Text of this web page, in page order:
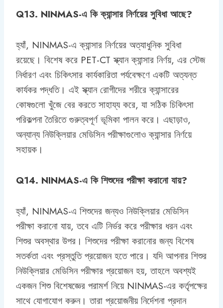
Q13. NINMAS-এ কি ক্যান্সার নির্ণয়ের সুবিধা আছে?
হ্যাঁ, NINMAS-এ ক্যান্সার নির্ণয়ের অত্যাধুনিক সুবিধা
রয়েছে। বিশেষ করে PET-CT স্ক্যান ক্যান্সার নির্ণয়, এর স্টেজ
নির্ধারণ এবং চিকিৎসার কার্যকারিতা পর্যবেক্ষণে একটি অত্যন্ত
কার্যকর পদ্ধতি। এই স্ক্যান রোগীদের শরীরে ক্যান্সারের
কোষগুলো খুঁজে বের করতে সাহায্য করে, যা সঠিক চিকিৎসা
পরিকল্পনা তৈরিতে গুরুত্বপূর্ণ ভূমিকা পালন করে। এছাড়াও,
অন্যান্য নিউক্লিয়ার মেডিসিন পরীক্ষাগুলোও ক্যান্সার নির্ণয়ে
সহায়ক।
Q14. NINMAS-এ কি শিশুদের পরীক্ষা করানো যায়?
হ্যাঁ, NINMAS-এ শিশুদের জন্যও নিউক্লিয়ার মেডিসিন
পরীক্ষা করানো যায়, তবে এটি নির্ভর করে পরীক্ষার ধরন এবং
শিশুর অবস্থার উপর। শিশুদের পরীক্ষা করানোর জন্য বিশেষ
সতর্কতা এবং প্রস্তুতি প্রয়োজন হতে পারে। যদি আপনার শিশুর
নিউক্লিয়ার মেডিসিন পরীক্ষার প্রয়োজন হয়, তাহলে অবশ্যই
একজন শিশু বিশেষজ্ঞের পরামর্শ নিয়ে NINMAS-এর কর্তৃপক্ষের
সাথে যোগাযোগ করুন। তারা প্রয়োজনীয় নির্দেশনা প্রদান